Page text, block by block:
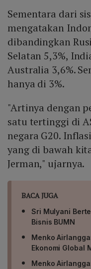
Sementara dari
mengatakan
dibandingkan
Selatan 5,3%,
Australia 3,6%.
hanya di 3%.
"Artinya dengan
satu tertinggi di
negara G20.
yang di bawah
Jerman," ujarnya.
BACA JUGA
Sri Mulyani
Bisnis BUMN
Menko
Ekonomi Global
Menko